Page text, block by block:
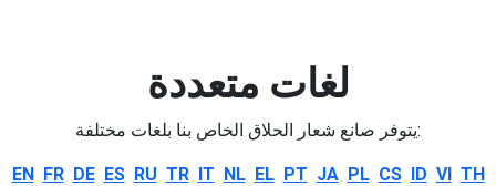
لغات متعددة
يتوفر صانع شعار الحلاق الخاص بنا بلغات مختلفة:
EN FR DE ES RU TR IT NL EL PT JA PL CS ID VI TH